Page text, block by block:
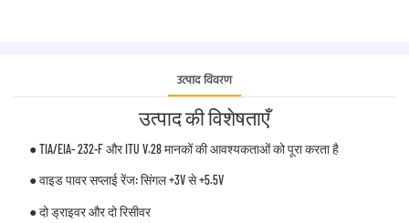
उत्पाद विवरण
उत्पाद की विशेषताएँ
● TIA/EIA- 232-F और ITU V.28 मानकों की आवश्यकताओं को पूरा करता है
● वाइड पावर सप्लाई रेंज: सिंगल +3V से +5.5V
● दो ड्राइवर और दो रिसीवर